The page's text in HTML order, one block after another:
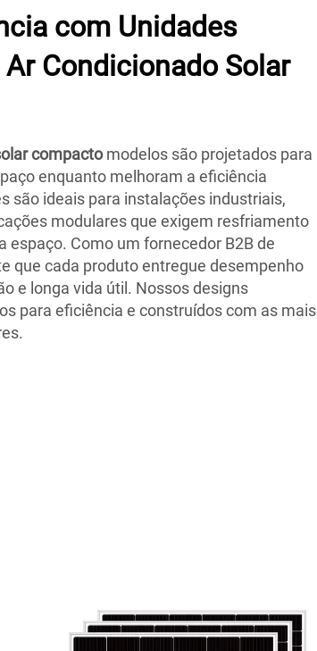
com Unidades
Condicionado Solar
compactomodelos são projetados para
enquanto melhoram a eficiência
são ideais para instalações industriais,
modulares que exigem resfriamento
espaço. Como um fornecedor B2B de
que cada produto entregue desempenho
e longa vida útil. Nossos designs
para eficiência e construídos com as mais